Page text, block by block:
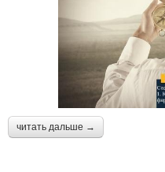
читать дальше →